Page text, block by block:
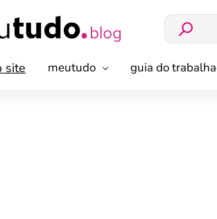
site meutudo guia do